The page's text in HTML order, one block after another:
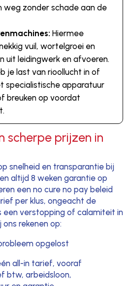
weg zonder schade aan de
Hiermee
vuil, wortelgroei en
uit leidingwerk en afvoeren.
je last van rioollucht in of
specialistische apparatuur
breuken op voordat
scherpe prijzen in
snelheid en transparantie bij
altijd 8 weken garantie op
een no cure no pay beleid
per klus, ongeacht de
een verstopping of calamiteit in
rekenen op:
opgelost
all-in tarief, vooraf
btw, arbeidsloon,